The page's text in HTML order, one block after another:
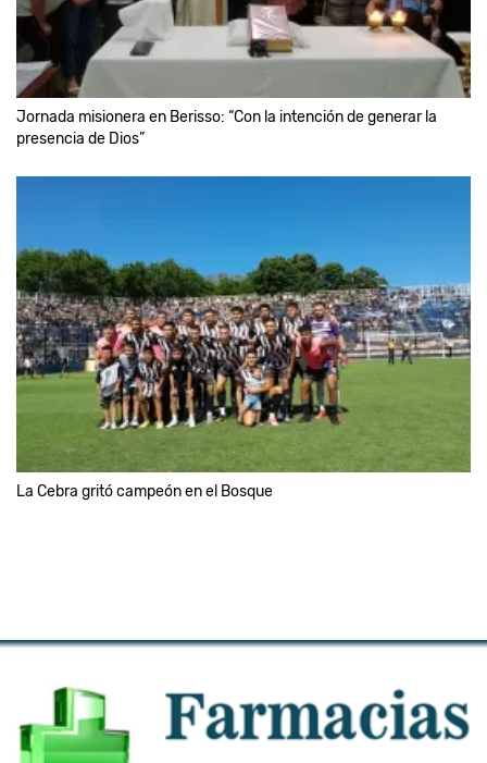
Jornada misionera en Berisso: “Con la intención de generar la
presencia de Dios”
La Cebra gritó campeón en el Bosque